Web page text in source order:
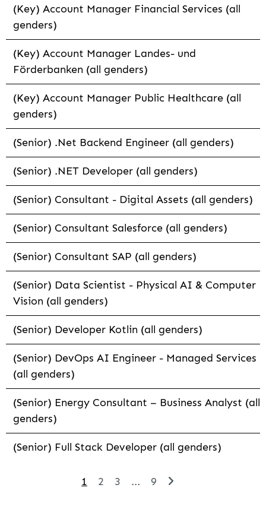
(Key) Account Manager Financial Services (all
genders)
(Key) Account Manager Landes- und
Förderbanken (all genders)
(Key) Account Manager Public Healthcare (all
genders)
(Senior) .Net Backend Engineer (all genders)
(Senior) .NET Developer (all genders)
(Senior) Consultant - Digital Assets (all genders)
(Senior) Consultant Salesforce (all genders)
(Senior) Consultant SAP (all genders)
(Senior) Data Scientist - Physical AI & Computer
Vision (all genders)
(Senior) Developer Kotlin (all genders)
(Senior) DevOps AI Engineer - Managed Services
(all genders)
(Senior) Energy Consultant – Business Analyst (all
genders)
(Senior) Full Stack Developer (all genders)
1 2 3 ... 9